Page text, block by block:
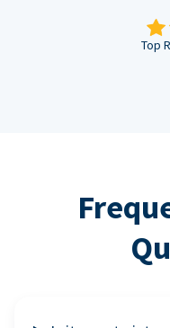
Top